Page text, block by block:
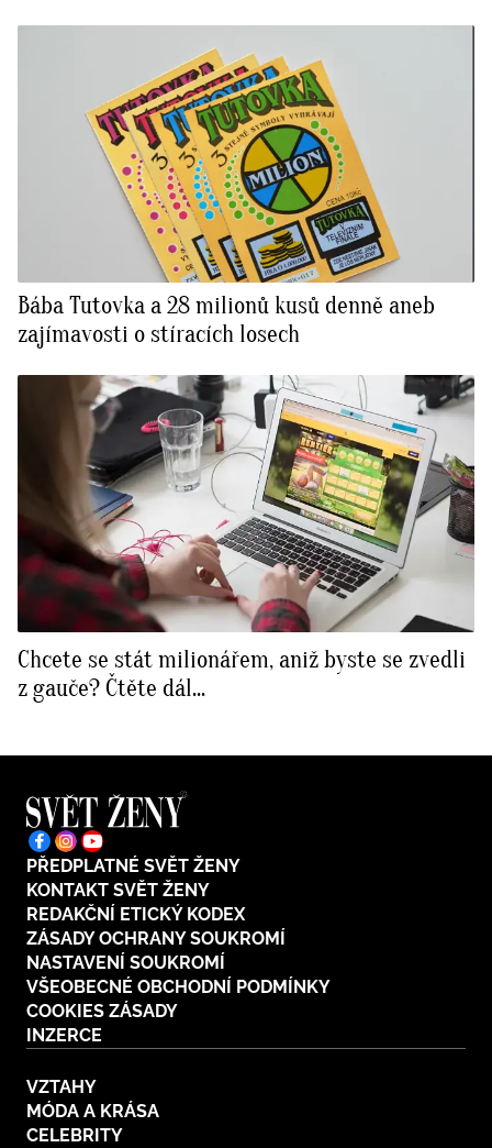
Bába Tutovka a 28 milionů kusů denně aneb
zajímavosti o stíracích losech
Chcete se stát milionářem, aniž byste se zvedli
z gauče? Čtěte dál...
PŘEDPLATNÉ SVĚT ŽENY
KONTAKT SVĚT ŽENY
REDAKČNÍ ETICKÝ KODEX
ZÁSADY OCHRANY SOUKROMÍ
NASTAVENÍ SOUKROMÍ
VŠEOBECNÉ OBCHODNÍ PODMÍNKY
COOKIES ZÁSADY
INZERCE
VZTAHY
MÓDA A KRÁSA
CELEBRITY